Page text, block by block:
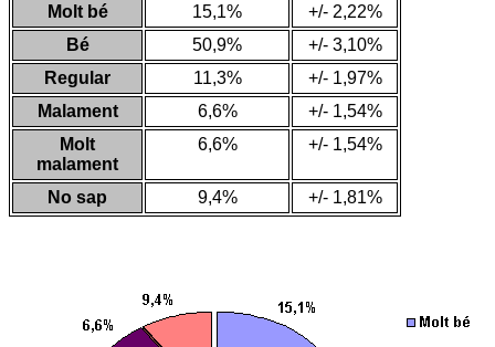
Molt bé
15,1%
+/- 2,22%
Bé
50,9%
+/- 3,10%
Regular
11,3%
+/- 1,97%
Malament
6,6%
+/- 1,54%
Molt
malament
6,6% +/- 1,54%
No sap 9,4% +/- 1,81%